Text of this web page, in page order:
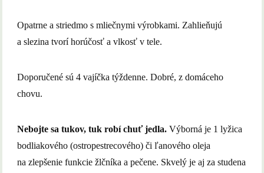
Opatrne a striedmo s mliečnymi výrobkami. Zahlieňujú
a slezina tvorí horúčosť a vlkosť v tele.
Doporučené sú 4 vajíčka týždenne. Dobré, z domáceho
chovu.
Nebojte sa tukov, tuk robí chuť jedla.Výborná je 1 lyžica
bodliakového (ostropestrecového) či ľanového oleja
na zlepšenie funkcie žlčníka a pečene. Skvelý je aj za studena